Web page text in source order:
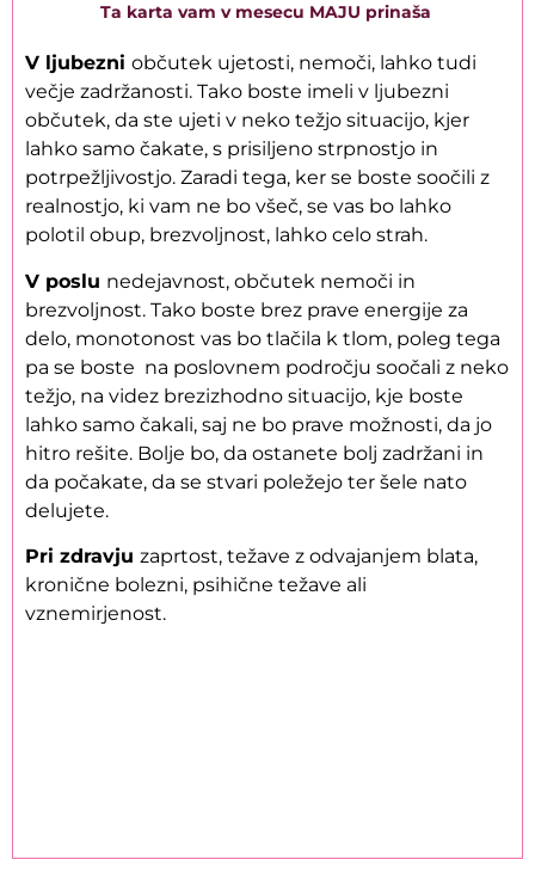
Ta karta vam v mesecu MAJU prinaša
V ljubezni občutek ujetosti, nemoči, lahko tudi
večje zadržanosti. Tako boste imeli v ljubezni
občutek, da ste ujeti v neko težjo situacijo, kjer
lahko samo čakate, s prisiljeno strpnostjo in
potrpežljivostjo. Zaradi tega, ker se boste soočili z
realnostjo, ki vam ne bo všeč, se vas bo lahko
polotil obup, brezvoljnost, lahko celo strah.
V poslu nedejavnost, občutek nemoči in
brezvoljnost. Tako boste brez prave energije za
delo, monotonost vas bo tlačila k tlom, poleg tega
pa se boste na poslovnem področju soočali z neko
težjo, na videz brezizhodno situacijo, kje boste
lahko samo čakali, saj ne bo prave možnosti, da jo
hitro rešite. Bolje bo, da ostanete bolj zadržani in
da počakate, da se stvari poležejo ter šele nato
delujete.
Pri zdravju zaprtost, težave z odvajanjem blata,
kronične bolezni, psihične težave ali
vznemirjenost.